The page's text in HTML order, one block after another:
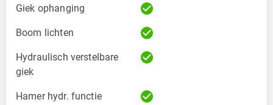
Giek ophanging check_circle
Boom lichten check_circle
Hydraulisch verstelbare
giek
check_circle
Hamer hydr. functie check_circle